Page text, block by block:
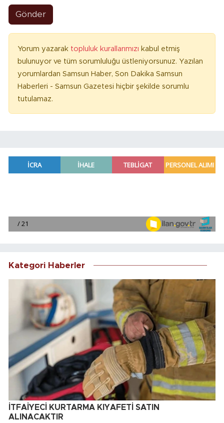
Gönder
Yorum yazarak topluluk kurallarımızı kabul etmiş
bulunuyor ve tüm sorumluluğu üstleniyorsunuz. Yazılan
yorumlardan Samsun Haber, Son Dakika Samsun
Haberleri - Samsun Gazetesi hiçbir şekilde sorumlu
tutulamaz.
Kategori Haberler
İTFAİYECİ KURTARMA KIYAFETİ SATIN
ALINACAKTIR